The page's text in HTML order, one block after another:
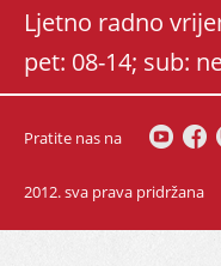
Ljetno radno
pet: 08-14; sub:
Pratite nas na
2012. sva prava pridržana